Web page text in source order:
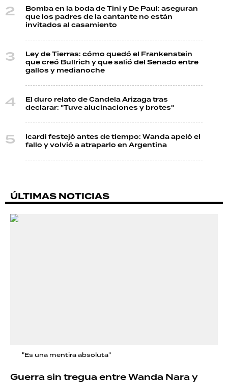
Bomba en la boda de Tini y De Paul: aseguran
que los padres de la cantante no están
invitados al casamiento
Ley de Tierras: cómo quedó el Frankenstein
que creó Bullrich y que salió del Senado entre
gallos y medianoche
El duro relato de Candela Arizaga tras
declarar: "Tuve alucinaciones y brotes"
Icardi festejó antes de tiempo: Wanda apeló el
fallo y volvió a atraparlo en Argentina
ÚLTIMAS NOTICIAS
"Es una mentira absoluta"
Guerra sin tregua entre Wanda Nara y